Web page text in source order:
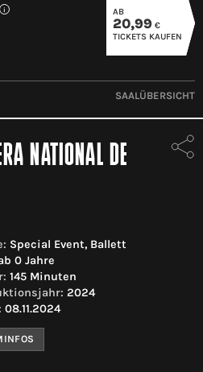
i AB
20,99 €
TICKETS KAUFEN
SAALÜBERSICHT
NATIONAL DE
Special Event, Ballett
0 Jahre
145 Minuten
2024
08.11.2024